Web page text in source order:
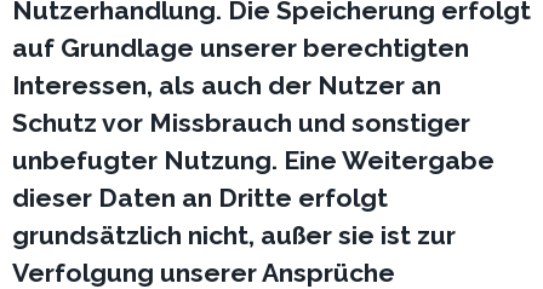
Nutzerhandlung. Die Speicherung erfolgt
auf Grundlage unserer berechtigten
Interessen, als auch der Nutzer an
Schutz vor Missbrauch und sonstiger
unbefugter Nutzung. Eine Weitergabe
dieser Daten an Dritte erfolgt
grundsätzlich nicht, außer sie ist zur
Verfolgung unserer Ansprüche